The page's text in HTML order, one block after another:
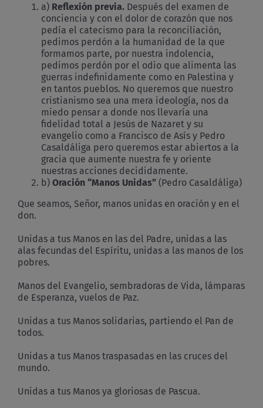
a) Reflexión previa. Después del examen de
conciencia y con el dolor de corazón que nos
pedía el catecismo para la reconciliación,
pedimos perdón a la humanidad de la que
formamos parte, por nuestra indolencia,
pedimos perdón por el odio que alimenta las
guerras indefinidamente como en Palestina y
en tantos pueblos. No queremos que nuestro
cristianismo sea una mera ideología, nos da
miedo pensar a donde nos llevaría una
fidelidad total a Jesús de Nazaret y su
evangelio como a Francisco de Asís y Pedro
Casaldáliga pero queremos estar abiertos a la
gracia que aumente nuestra fe y oriente
nuestras acciones decididamente.
b) Oración “Manos Unidas” (Pedro Casaldáliga)
Que seamos, Señor, manos unidas en oración y en el
don.
Unidas a tus Manos en las del Padre, unidas a las
alas fecundas del Espíritu, unidas a las manos de los
pobres.
Manos del Evangelio, sembradoras de Vida, lámparas
de Esperanza, vuelos de Paz.
Unidas a tus Manos solidarias, partiendo el Pan de
todos.
Unidas a tus Manos traspasadas en las cruces del
mundo.
Unidas a tus Manos ya gloriosas de Pascua.